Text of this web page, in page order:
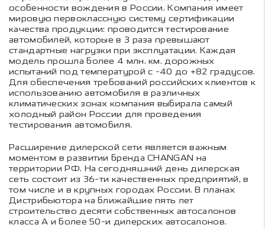
особенности вождения в России. Компания имеет
мировую первоклассную систему сертификации
качества продукции: проводится тестирование
автомобилей, которые в 3 раза превышают
стандартные нагрузки при эксплуатации. Каждая
модель прошла более 4 млн. км. дорожных
испытаний под температурой с -40 до +82 градусов.
Для обеспечения требований российских клиентов к
использованию автомобиля в различных
климатических зонах компания выбирала самый
холодный район России для проведения
тестирования автомобиля.
Расширение дилерской сети является важным
моментом в развитии бренда СHANGAN на
территории РФ. На сегодняшний день дилерская
сеть состоит из 36-ти качественных предприятий, в
том числе и в крупных городах России. В планах
Дистрибьютора на ближайшие пять лет
строительство десяти собственных автосалонов
класса А и более 50-и дилерских автосалонов.